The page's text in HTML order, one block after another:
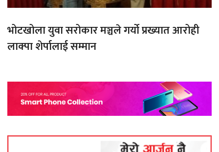
भोटखोला युवा सरोकार मञ्चले गर्यो प्रख्यात आरोही
लाक्पा शेर्पालाई सम्मान